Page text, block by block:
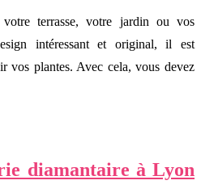
terrasse, votre jardin ou vos
intéressant et original, il est
vos plantes. Avec cela, vous devez
diamantaire à Lyon